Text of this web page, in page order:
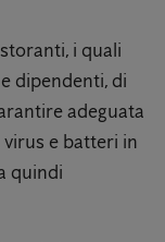
i quali
dipendenti, di
adeguata
e batteri in
quindi